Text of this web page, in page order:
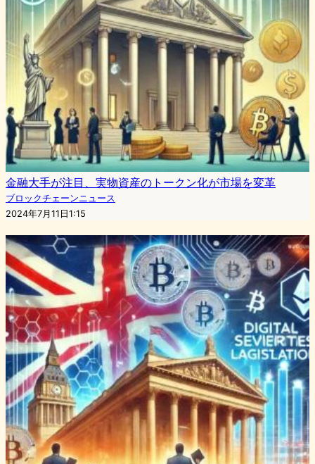
金融大手が注目、実物資産のトークン化が市場を変革
ブロックチェーンニュース
2024年7月11日1:15